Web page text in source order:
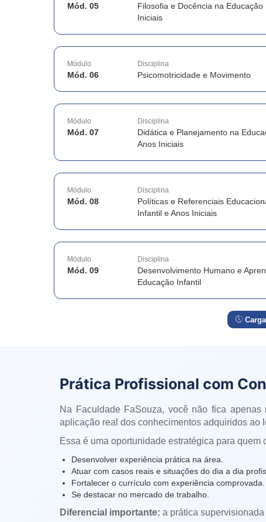
Mód. 05
Filosofia e Docência na Educação
Iniciais
Módulo
Mód. 06
Disciplina
Psicomotricidade e Movimento
Módulo
Mód. 07
Disciplina
Didática e Planejamento na
Anos Iniciais
Módulo
Mód. 08
Disciplina
Políticas e Referenciais
Infantil e Anos Iniciais
Módulo
Mód. 09
Disciplina
Desenvolvimento Humano e
Educação Infantil
Prática Profissional com
Na Faculdade FaSouza, você não fica
aplicação real dos conhecimentos adquiridos ao
Essa é uma oportunidade estratégica para quem
Desenvolver experiência prática na área.
Atuar com casos reais e situações do dia a dia
Fortalecer o currículo com experiência comprovada.
Se destacar no mercado de trabalho.
Diferencial importante: a prática